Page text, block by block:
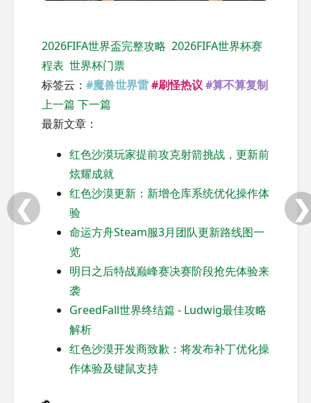
2026FIFA世界盃完整攻略 2026FIFA世界杯赛
程表 世界杯门票
标签云： #魔兽世界雷#刷怪热议 #算不算复制
上一篇 下一篇
最新文章：
红色沙漠玩家提前攻克射箭挑战，更新前
炫耀成就
红色沙漠更新：新增仓库系统优化操作体
验
命运方舟Steam服3月团队更新路线图一
览
明日之后特战巅峰赛决赛阶段抢先体验来
袭
GreedFall世界终结篇 - Ludwig最佳攻略
解析
红色沙漠开发商致歉：将发布补丁优化操
作体验及键鼠支持
❮ ❯